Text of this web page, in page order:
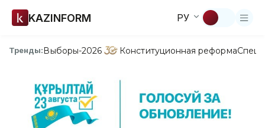
KAZINFORM РУ
Тренды:Выборы-2026 Конституционная реформа